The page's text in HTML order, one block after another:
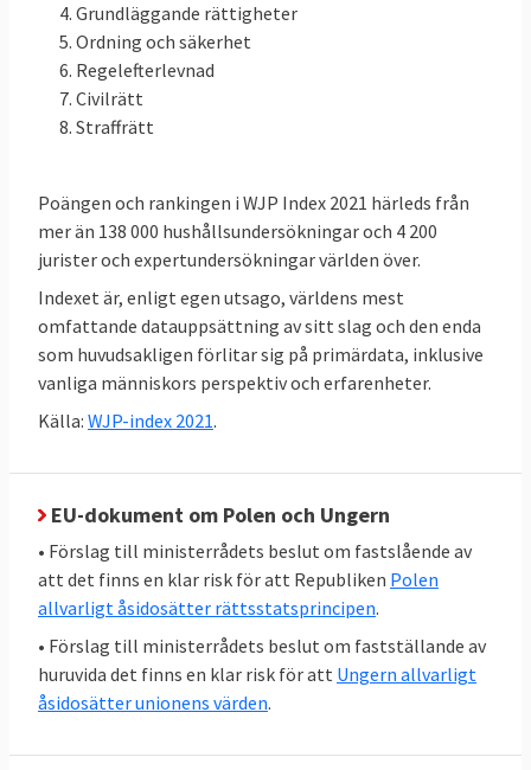
Rättsstaten gäller också det som sker
mellan privata aktörer i samhället. Den är
relevant för ärenden som att köpa och sälja
egendom, det må vara mobiltelefoner eller
orsakade av en bilolycka eller för
familjeangelägenheter som äktenskap,
skilsmässa och arv. Den gäller också rätten
att odla ett stycke mark eller köpa och sälja
mark, för att ta några exempel.
Kort sagt är rättsstaten relevant både för
som styr och för relationerna mellan
personer, föreningar och företag.
Detta bör poängteras eftersom man ibland
hör att rättsstaten enbart handlar om att
begränsa utövandet av regeringsmakten. Så
är det inte, påpekas i handledningen för
politiker.
Begreppet rättsstatlighet är centralt hos
Grundläggande rättigheter
Ordning och säkerhet
Regelefterlevnad
Civilrätt
Straffrätt
Poängen och rankingen i WJP Index 2021 härleds från
mer än 138 000 hushållsundersökningar och 4 200
jurister och expertundersökningar världen över.
Indexet är, enligt egen utsago, världens mest
omfattande datauppsättning av sitt slag och den enda
som huvudsakligen förlitar sig på primärdata, inklusive
vanliga människors perspektiv och erfarenheter.
Källa: WJP-index 2021.
EU-dokument om Polen och Ungern
• Förslag till ministerrådets beslut om fastslående av
att det finns en klar risk för att Republiken Polen
allvarligt åsidosätter rättsstatsprincipen.
• Förslag till ministerrådets beslut om fastställande av
huruvida det finns en klar risk för att Ungern allvarligt
åsidosätter unionens värden.